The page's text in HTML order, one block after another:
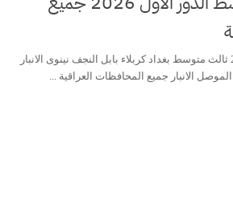
نتائج الوزاري دور اول 2026 ثالث متوسط بغداد كربلاء بابل النجف نينوى الانبار
الانبار جميع المحافظات العراقية ...